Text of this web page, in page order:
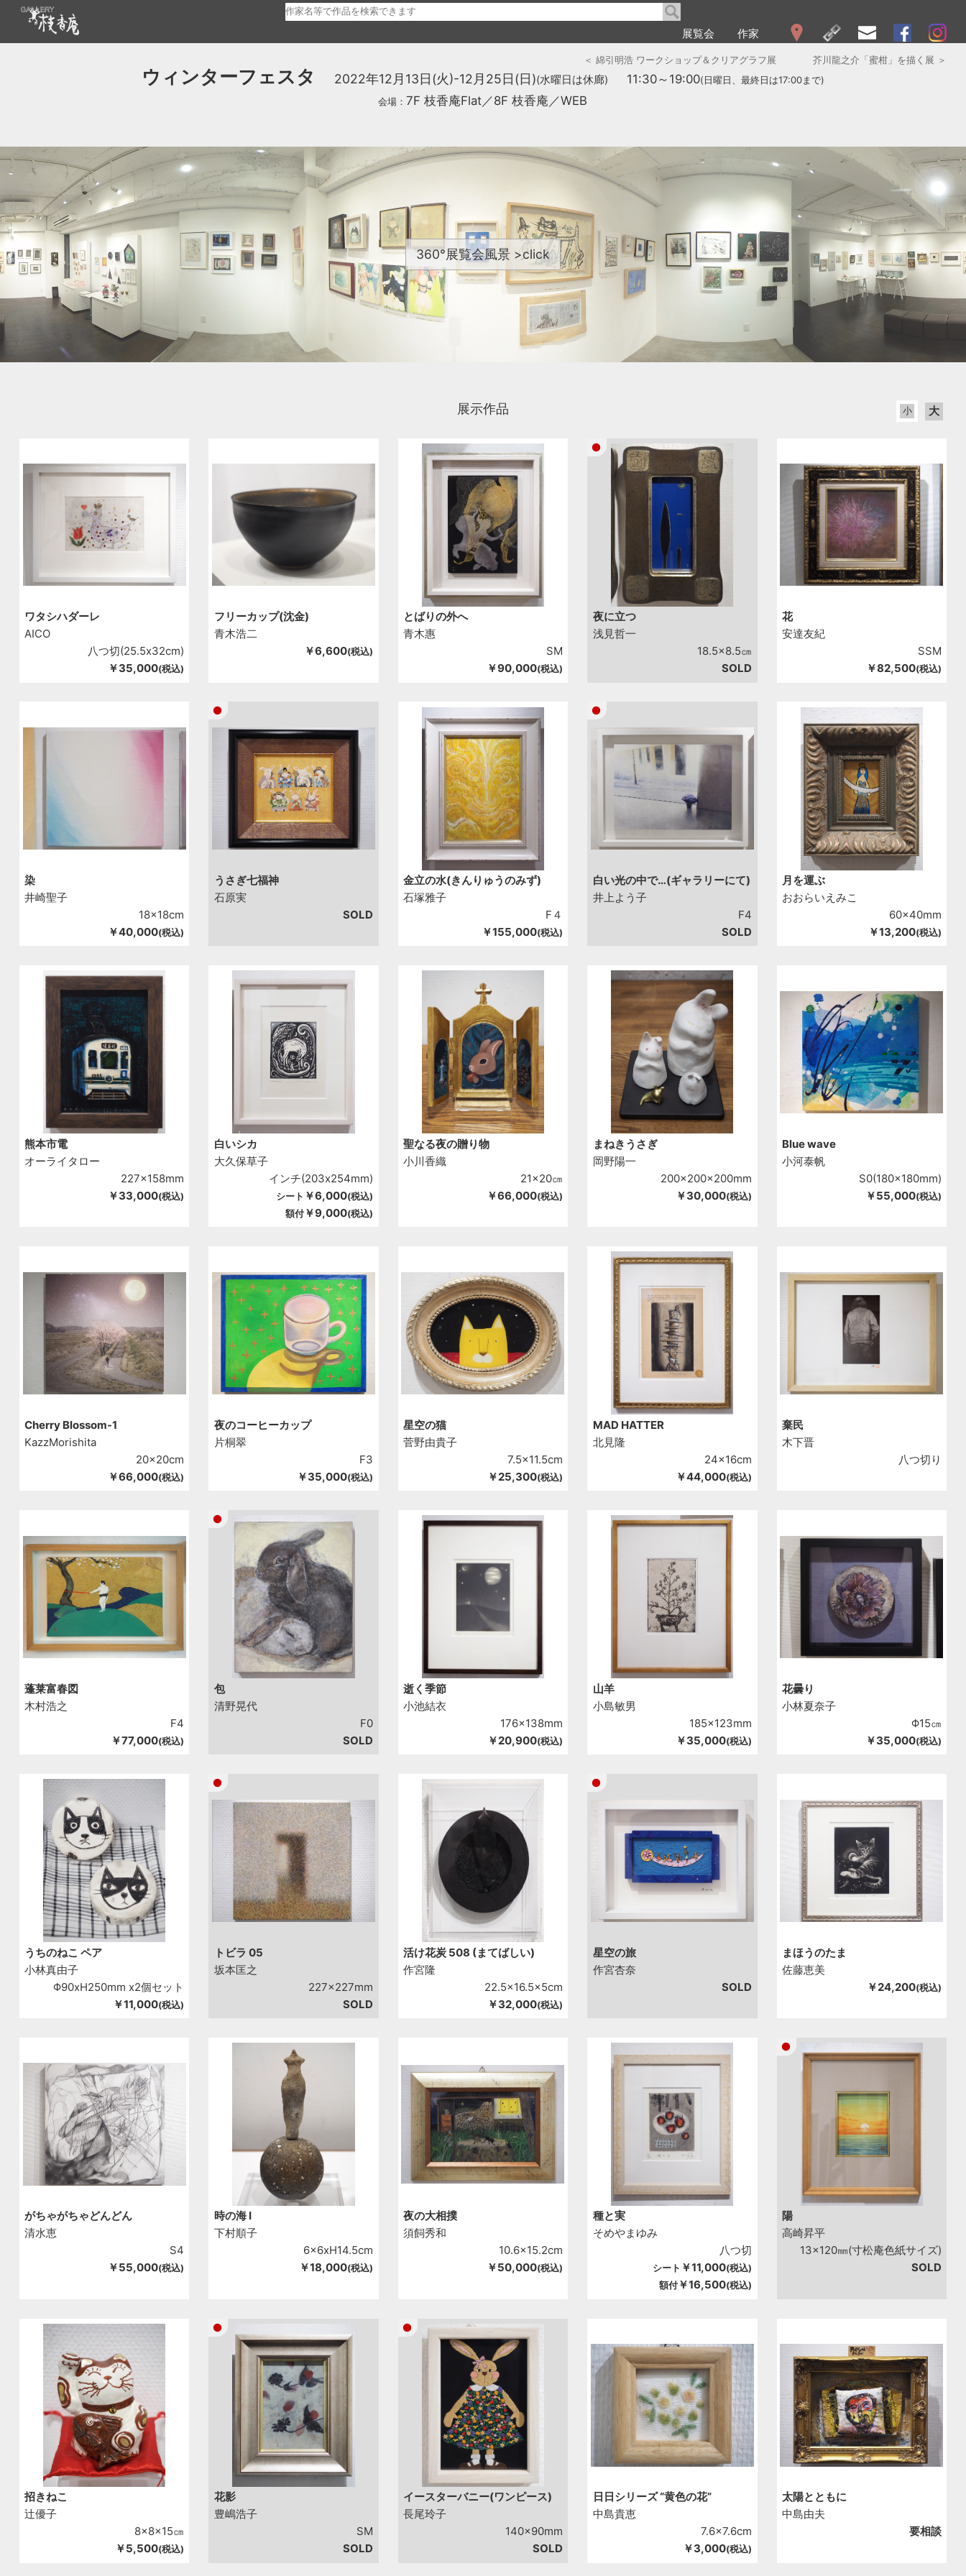
展覧会
WEB展覧会
2026
2025
2021
2020
2017
2016
2015
2014
2011
作家
＜ 綿引明浩 ワークショップ＆クリアグラフ展 芥川龍之介「蜜柑」を描く展 ＞
ウィンターフェスタ 2022年12月13日(火)-12月25日(日)(水曜日は休廊) 11:30～19:00(日曜日、最終日は17:00まで)
会場： 7F 枝香庵Flat／8F 枝香庵／WEB
360°展覧会風景 >click
展示作品 小 大
ワタシハダーレ
AICO
八つ切(25.5x32cm)
￥35,000(税込)
フリーカップ(沈金)
青木浩二
￥6,600(税込)
とばりの外へ
青木惠
SM
￥90,000(税込)
夜に立つ
浅見哲一
18.5x8.5㎝
SOLD
花
安達友紀
SSМ
￥82,500(税込)
染
井崎聖子
18x18cm
￥40,000(税込)
うさぎ七福神
石原実
SOLD
金立の水(きんりゅうのみず)
石塚雅子
F４
￥155,000(税込)
白い光の中で…(ギャラリーにて)
井上よう子
F4
SOLD
月を運ぶ
おおらいえみこ
60x40mm
￥13,200(税込)
熊本市電
オーライタロー
227x158mm
￥33,000(税込)
白いシカ
大久保草子
インチ(203x254mm)
シート ￥6,000(税込)
額付 ￥9,000(税込)
聖なる夜の贈り物
小川香織
21x20㎝
￥66,000(税込)
まねきうさぎ
岡野陽一
200x200x200mm
￥30,000(税込)
Blue wave
小河泰帆
S0(180x180mm)
￥55,000(税込)
Cherry Blossom-1
KazzMorishita
20x20cm
￥66,000(税込)
夜のコーヒーカップ
片桐翠
F3
￥35,000(税込)
星空の猫
菅野由貴子
7.5x11.5cm
￥25,300(税込)
MAD HATTER
北見隆
24x16cm
￥44,000(税込)
棄民
木下晋
八つ切り
蓬莱富春図
木村浩之
F4
￥77,000(税込)
包
清野晃代
F0
SOLD
逝く季節
小池結衣
176x138mm
￥20,900(税込)
山羊
小島敏男
185x123mm
￥35,000(税込)
花曇り
小林夏奈子
Φ15㎝
￥35,000(税込)
うちのねこ ペア
小林真由子
Φ90xH250mm x2個セット
￥11,000(税込)
トビラ 05
坂本匡之
227x227mm
SOLD
活け花炭 508 (まてばしい)
作宮隆
22.5x16.5x5cm
￥32,000(税込)
星空の旅
作宮杏奈
SOLD
まほうのたま
佐藤恵美
￥24,200(税込)
がちゃがちゃどんどん
清水恵
S4
￥55,000(税込)
時の海 Ⅰ
下村順子
6x6xH14.5cm
￥18,000(税込)
夜の大相撲
須飼秀和
10.6x15.2cm
￥50,000(税込)
種と実
そめやまゆみ
八つ切
シート ￥11,000(税込)
額付 ￥16,500(税込)
陽
高崎昇平
13x120㎜(寸松庵色紙サイズ)
SOLD
招きねこ
辻優子
8x8x15㎝
￥5,500(税込)
花影
豊嶋浩子
SM
SOLD
イースターバニー(ワンピース)
長尾玲子
140x90mm
SOLD
日日シリーズ “黄色の花”
中島貴恵
7.6x7.6cm
￥3,000(税込)
太陽とともに
中島由夫
要相談